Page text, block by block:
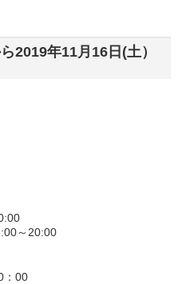
2019年11月16日(土）
～20:00
：00